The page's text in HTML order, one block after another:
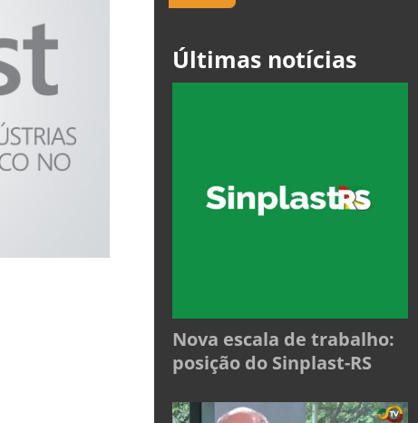
Últimas notícias
Nova escala de trabalho:
posição do Sinplast-RS